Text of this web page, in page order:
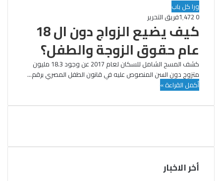
ورا كل باب
فريق التحرير
0
كيف يضيع الزواج دون ال 18
عام حقوق الزوجة والطفل؟
كشف المسح الشامل للسكان لعام 2017 عن وجود 18.3 مليون
متزوج دون السن المنصوص عليه في قانون الطفل المصري برقم…
أكمل القراءة »
أخر الاخبار